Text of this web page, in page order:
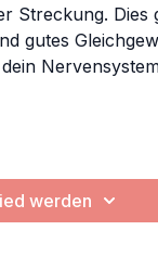
Streckung. Dies
gutes
werden